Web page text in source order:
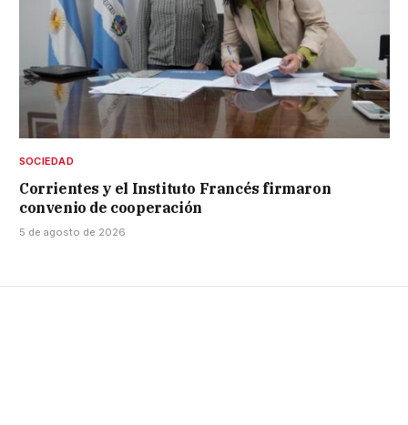
SOCIEDAD
Corrientes y el Instituto Francés firmaron
convenio de cooperación
5 de agosto de 2026